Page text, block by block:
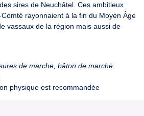
sires de Neuchâtel. Ces ambitieux
rayonnaient à la fin du Moyen Âge
vassaux de la région mais aussi de
de marche, bâton de marche
physique est recommandée